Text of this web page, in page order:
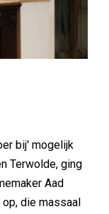
bij' mogelijk
Terwolde, ging
Aad
die massaal